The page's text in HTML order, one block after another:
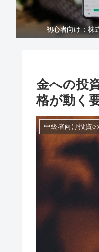
初心者向け：株
金への投
格が動く
中級者向け投資